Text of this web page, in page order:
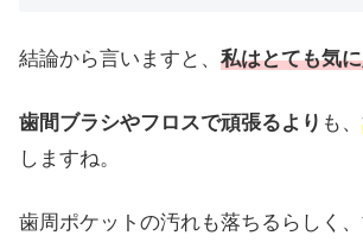
結論から言いますと、 私はとても気
歯間ブラシやフロスで頑張るより も、
しますね。
歯周ポケットの汚れも落ちるらしく